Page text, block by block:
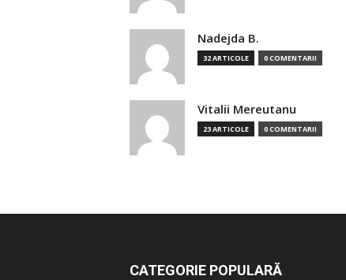
Nadejda B.
32 ARTICOLE 0 COMENTARII
Vitalii Mereutanu
23 ARTICOLE 0 COMENTARII
CATEGORIE POPULARĂ